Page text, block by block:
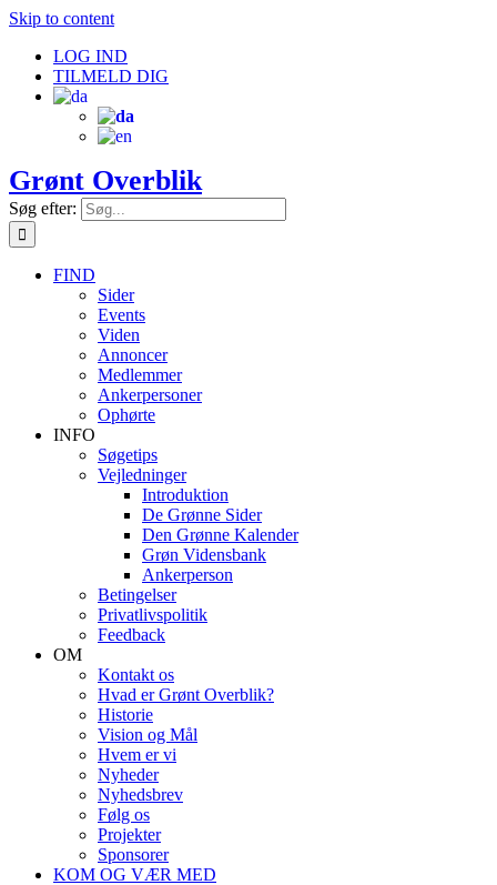
Skip to content
LOG IND
TILMELD DIG
Grønt Overblik
Søg efter:
FIND
Sider
Events
Viden
Annoncer
Medlemmer
Ankerpersoner
Ophørte
INFO
Søgetips
Vejledninger
Introduktion
De Grønne Sider
Den Grønne Kalender
Grøn Vidensbank
Ankerperson
Betingelser
Privatlivspolitik
Feedback
OM
Kontakt os
Hvad er Grønt Overblik?
Historie
Vision og Mål
Hvem er vi
Nyheder
Nyhedsbrev
Følg os
Projekter
Sponsorer
KOM OG VÆR MED